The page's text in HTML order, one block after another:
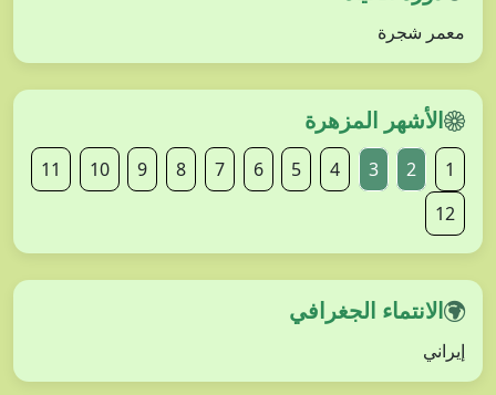
معمر شجرة
الأشهر المزهرة
1
2
3
4
5
6
7
8
9
10
11
12
الانتماء الجغرافي
إيراني